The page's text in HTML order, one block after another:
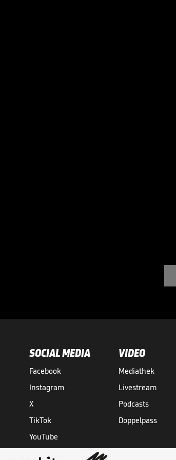
SOCIAL MEDIA
Facebook
Instagram
X
TikTok
YouTube
VIDEO
Mediathek
Livestream
Podcasts
Doppelpass